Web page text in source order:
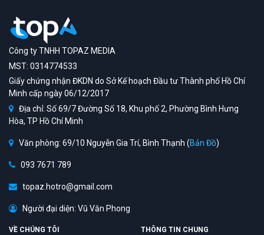
Công ty TNHH TOPAZ MEDIA
MST: 0314774533
Giấy chứng nhận ĐKDN do Sở Kế hoạch Đầu tư Thành phố Hồ Chí
Minh cấp ngày 06/12/2017
Địa chỉ: Số 69/7 Đường Số 18, Khu phố 2, Phường Bình Hưng
Hòa, TP Hồ Chí Minh
Văn phòng: 69/10 Nguyễn Gia Trí, Bình Thạnh (Bản Đồ)
093 7671 789
topaz.hotro@gmail.com
Người đại diện: Vũ Văn Phong
VỀ CHÚNG TÔI THÔNG TIN CHUNG